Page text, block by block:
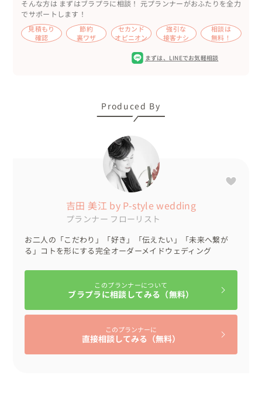
そんな方は まずはブラプラに相談！ 元プランナーがおふたりを全力
でサポートします！
見積もり
確認
節約
裏ワザ
セカンド
オピニオン
強引な
接客ナシ
相談は
無料！
まずは、 LINEでお気軽相談
Produced By
吉田 美江 by P-style wedding
プランナー フローリスト
お二人の「こだわり」「好き」「伝えたい」「未来へ繋が
る」コトを形にする完全オーダーメイドウェディング
このプランナーについて
ブラプラに相談してみる（無料）
このプランナーに
直接相談してみる（無料）